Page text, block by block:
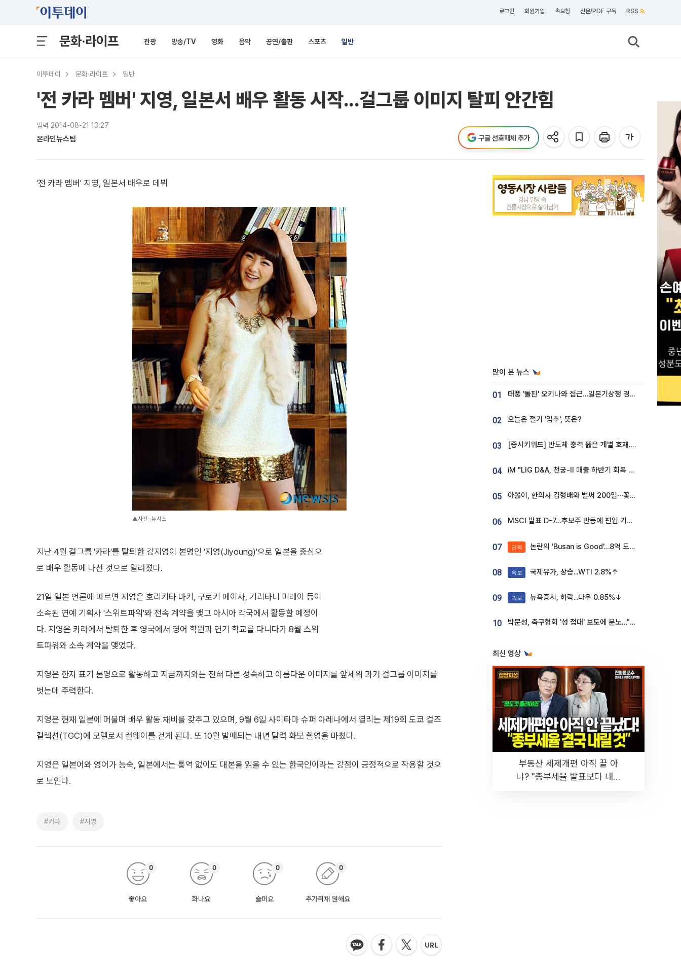
로그인 회원가입 속보창 신문/PDF 구독 RSS
문화·라이프 관광 방송/TV 영화 음악 공연/출판 스포츠 일반
이투데이 문화·라이프 일반
'전 카라 멤버' 지영, 일본서 배우 활동 시작...걸그룹 이미지 탈피 안간힘
입력 2014-08-21 13:27
온라인뉴스팀 구글 선호매체 추가
'전 카라 멤버' 지영, 일본서 배우로 데뷔
▲사진=뉴시스
지난 4월 걸그룹 '카라'를 탈퇴한 강지영이 본명인 '지영(Jiyoung)'으로 일본을 중심으
로 배우 활동에 나선 것으로 알려졌다.
21일 일본 언론에 따르면 지영은 호리키타 마키, 구로키 메이사, 기리타니 미레이 등이
소속된 연예 기획사 '스위트파워'와 전속 계약을 맺고 아시아 각국에서 활동할 예정이
다. 지영은 카라에서 탈퇴한 후 영국에서 영어 학원과 연기 학교를 다니다가 8월 스위
트파워와 소속 계약을 맺었다.
지영은 한자 표기 본명으로 활동하고 지금까지와는 전혀 다른 성숙하고 아름다운 이미지를 앞세워 과거 걸그룹 이미지를
벗는데 주력한다.
지영은 현재 일본에 머물며 배우 활동 채비를 갖추고 있으며, 9월 6일 사이타마 슈퍼 아레나에서 열리는 제19회 도쿄 걸즈
컬렉션(TGC)에 모델로서 런웨이를 걷게 된다. 또 10월 발매되는 내년 달력 화보 촬영을 마쳤다.
지영은 일본어와 영어가 능숙, 일본에서는 통역 없이도 대본을 읽을 수 있는 한국인이라는 강점이 긍정적으로 작용할 것으
로 보인다.
#카라 #지영
좋아요
0
화나요
0
슬퍼요
0
추가취재 원해요
0
많이 본 뉴스
01 태풍 '돌핀' 오키나와 접근…일본기상청 경로 업데이트
02 오늘은 절기 '입추', 뜻은?
03 [증시키워드] 반도체 충격 뚫은 개별 호재...포스코퓨처엠·에코프로·한화솔루션 '눈길'
04 iM "LIG D&A, 천궁-II 매출 하반기 회복 전망…방산 톱픽 유지"
05 아옳이, 한의사 김형배와 벌써 200일⋯꽃다발 들고 "프러포즈 아냐"
06 MSCI 발표 D-7…후보주 반등에 편입 기대 재점화
07 단독 논란의 'Busan is Good'…8억 도시브랜드, 용산 대통령실 CI 업체가 수행
08 속보 국제유가, 상승...WTI 2.8%↑
09 속보 뉴욕증시, 하락...다우 0.85%↓
10 박문성, 축구협회 '성 접대' 보도에 분노…"다 말아먹으려고 작정했나"
최신 영상
부동산 세제개편 아직 끝 아
냐? "종부세율 발표보다 내릴